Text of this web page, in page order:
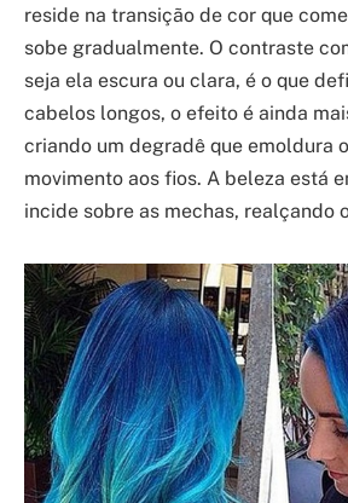
reside na transição de cor que
sobe gradualmente. O contraste
seja ela escura ou clara, é o que
cabelos longos, o efeito é ainda
criando um degradê que emoldura
movimento aos fios. A beleza está
incide sobre as mechas, realçando